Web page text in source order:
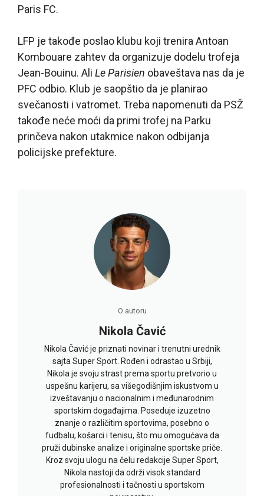
Paris FC.
LFP je takođe poslao klubu koji trenira Antoan
Kombouare zahtev da organizuje dodelu trofeja
Jean-Bouinu. Ali Le Parisien obaveštava nas da je
PFC odbio. Klub je saopštio da je planirao
svečanosti i vatromet. Treba napomenuti da PSŽ
takođe neće moći da primi trofej na Parku
prinčeva nakon utakmice nakon odbijanja
policijske prefekture.
O autoru
Nikola Čavić
Nikola Čavić je priznati novinar i trenutni urednik
sajta Super Sport. Rođen i odrastao u Srbiji,
Nikola je svoju strast prema sportu pretvorio u
uspešnu karijeru, sa višegodišnjim iskustvom u
izveštavanju o nacionalnim i međunarodnim
sportskim događajima. Poseduje izuzetno
znanje o različitim sportovima, posebno o
fudbalu, košarci i tenisu, što mu omogućava da
pruži dubinske analize i originalne sportske priče.
Kroz svoju ulogu na čelu redakcije Super Sport,
Nikola nastoji da održi visok standard
profesionalnosti i tačnosti u sportskom